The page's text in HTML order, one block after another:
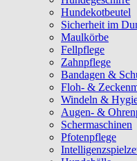
Hundekotbeutel
Sicherheit im
Maulkörbe
Fellpflege
Zahnpflege
Bandagen &
Floh- &
Windeln &
Augen- &
Schermaschinen
Pfotenpflege